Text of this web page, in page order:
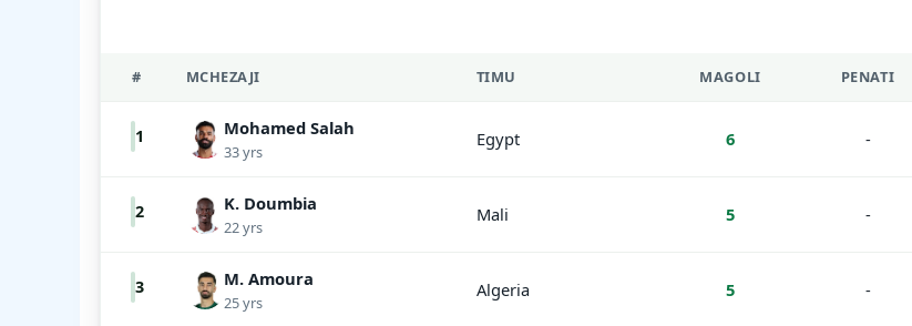
# MCHEZAJI TIMU MAGOLI PENATI
1 Mohamed Salah
33 yrs
Egypt 6 -
2 K. Doumbia
22 yrs
Mali 5 -
3 M. Amoura
25 yrs
Algeria 5 -